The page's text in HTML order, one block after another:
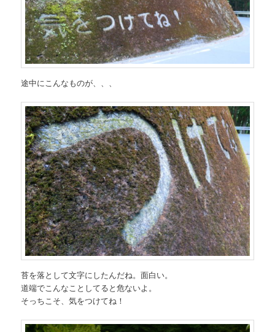
途中にこんなものが、、、
苔を落として文字にしたんだね。面白い。
道端でこんなことしてると危ないよ。
そっちこそ、気をつけてね！